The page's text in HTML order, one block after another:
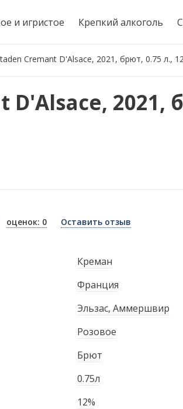
и игристое Крепкий алкоголь
Cremant D'Alsace, 2021, брют, 0.75 л.,
2021,
оценок: 0 Оставить отзыв
Креман
Франция
Эльзас, Аммершвир
Розовое
Брют
0.75л
12%